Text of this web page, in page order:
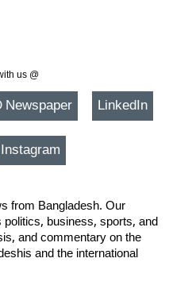
us @
Newspaper LinkedIn
Instagram
from Bangladesh. Our
business, sports, and
and commentary on the
and the international